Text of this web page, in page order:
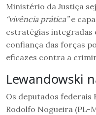
Ministério da Justiça
“vivência prática”e
estratégias integradas
confiança das forças
eficazes contra a
Lewandowski
Os deputados federais
Rodolfo Nogueira (PL-